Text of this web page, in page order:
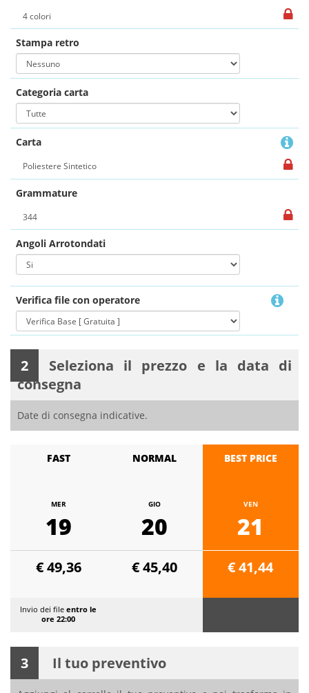
Stampa retro
Categoria carta
Carta
Grammature
Angoli Arrotondati
Verifica file con operatore
2
Seleziona il prezzo e la data di
consegna
Date di consegna indicative.
FAST
MER
19
€ 49,36
Invio dei fileentro le
ore 22:00
NORMAL
GIO
20
€ 45,40
BEST PRICE
VEN
21
€ 41,44
3 Il tuo preventivo